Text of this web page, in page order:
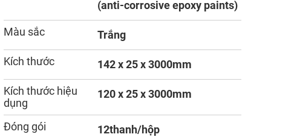
(anti-corrosive epoxy paints)
Màu sắc Trắng
Kích thước 142 x 25 x 3000mm
Kích thước hiệu
dụng
120 x 25 x 3000mm
Đóng gói 12thanh/hộp